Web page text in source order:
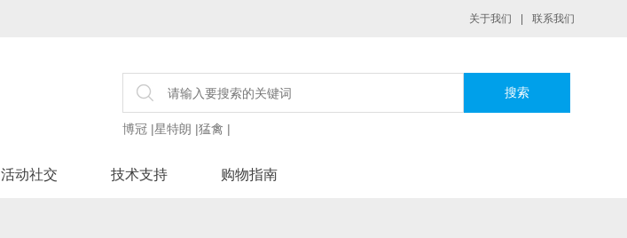
关于我们 联系我们
博冠 |星特朗 |猛禽 |
活动社交 技术支持 购物指南